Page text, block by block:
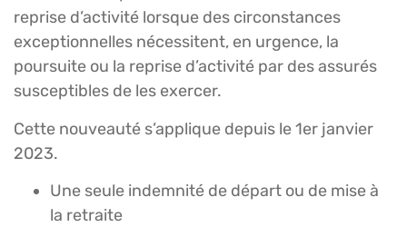
reprise d’activité lorsque des circonstances
exceptionnelles nécessitent, en urgence, la
poursuite ou la reprise d’activité par des assurés
susceptibles de les exercer.
Cette nouveauté s’applique depuis le 1er janvier
2023.
Une seule indemnité de départ ou de mise à
la retraite